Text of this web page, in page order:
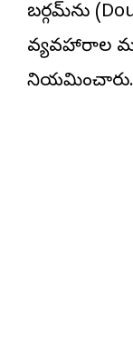
బర్గమ్‌ను
వ్యవహారాల
నియమించారు.